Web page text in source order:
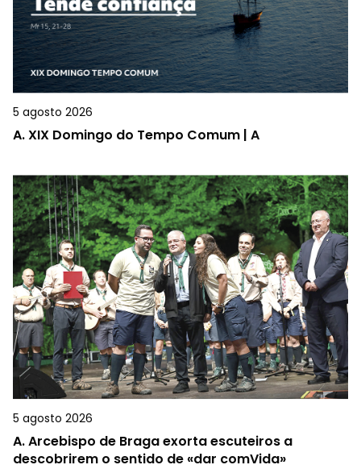
5 agosto 2026
A.XIX Domingo do Tempo Comum | A
5 agosto 2026
A.Arcebispo de Braga exorta escuteiros a
descobrirem o sentido de «dar comVida»